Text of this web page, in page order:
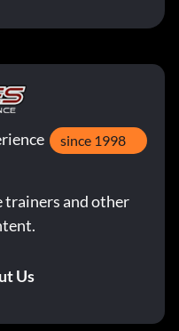
since 1998
trainers and other
Us